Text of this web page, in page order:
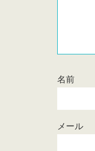
名前
メール